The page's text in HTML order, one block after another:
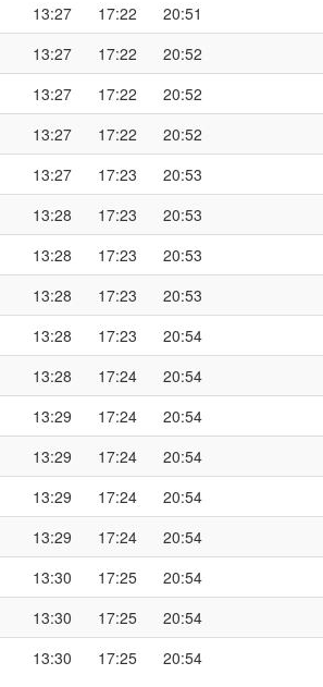
13:27 17:22 20:51
13:27 17:22 20:52
13:27 17:22 20:52
13:27 17:22 20:52
13:27 17:23 20:53
13:28 17:23 20:53
13:28 17:23 20:53
13:28 17:23 20:53
13:28 17:23 20:54
13:28 17:24 20:54
13:29 17:24 20:54
13:29 17:24 20:54
13:29 17:24 20:54
13:29 17:24 20:54
13:30 17:25 20:54
13:30 17:25 20:54
13:30 17:25 20:54